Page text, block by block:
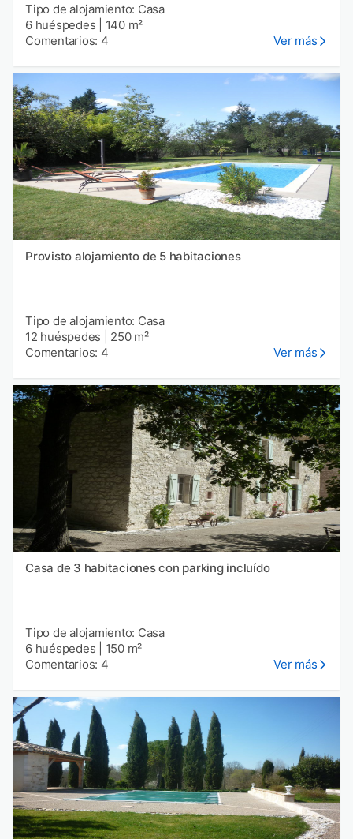
Tipo de alojamiento: Casa
6 huéspedes
140 m²
Comentarios: 4
Ver más
Provisto alojamiento de 5 habitaciones
Tipo de alojamiento: Casa
12 huéspedes
250 m²
Comentarios: 4
Ver más
Casa de 3 habitaciones con parking incluído
Tipo de alojamiento: Casa
6 huéspedes
150 m²
Comentarios: 4
Ver más